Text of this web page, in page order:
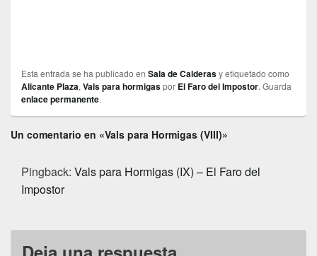
Esta entrada se ha publicado en Sala de Calderasy etiquetado como
Alicante Plaza, Vals para hormigaspor El Faro del Impostor. Guarda
enlace permanente.
Un comentario en «Vals para Hormigas (VIII)»
Pingback: Vals para Hormigas (IX) – El Faro del
Impostor